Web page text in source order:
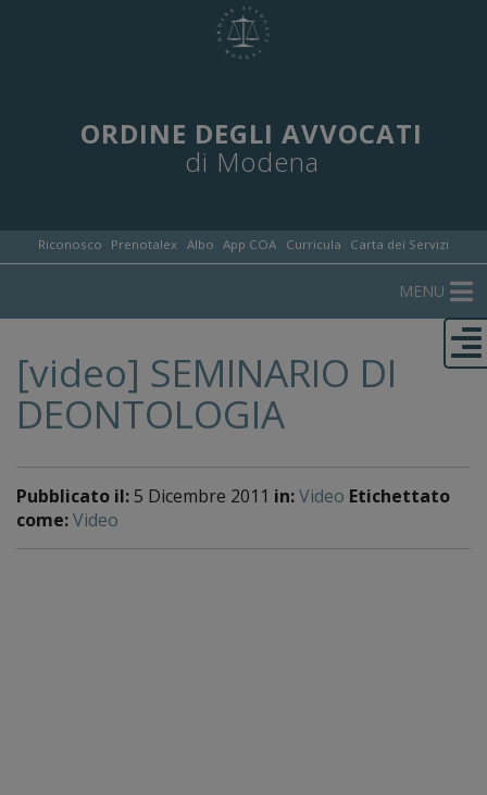
ORDINE DEGLI AVVOCATI
di Modena
Riconosco Prenotalex Albo App COA Curricula Carta dei Servizi
MENU
[video] SEMINARIO DI
DEONTOLOGIA
Pubblicato il: 5 Dicembre 2011 in:Video Etichettato
come:Video